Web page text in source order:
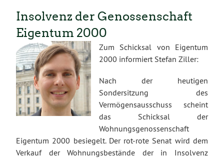
Insolvenz der Genossenschaft
Eigentum 2000
Zum Schicksal von Eigentum
2000 informiert Stefan Ziller:
Nach der heutigen
Sondersitzung des
Vermögensausschuss scheint
das Schicksal der
Wohnungsgenossenschaft
Eigentum 2000 besiegelt. Der rot-rote Senat wird dem
Verkauf der Wohnungsbestände der in Insolvenz